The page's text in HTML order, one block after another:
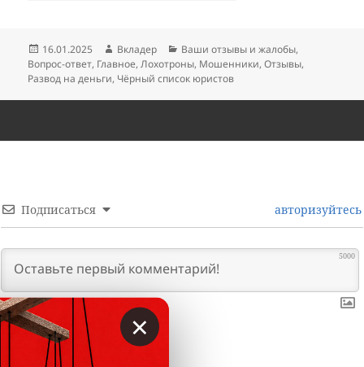
Опубликовано
16.01.2025 Автор
Вкладер Рубрики
Ваши отзывы и жалобы,
Вопрос-ответ, Главное,Лохотроны, Мошенники,Отзывы,
Развод на деньги, Чёрный список юристов
Подписаться авторизуйтесь
5000
КОММЕНТАРИИ
×